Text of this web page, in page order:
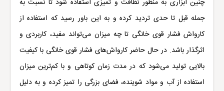
جمله قبل تا حدی تردید کرده و به این باور رسید که استفاده از
کارواش فشار قوی خانگی تا چه میزان می‌تواند مفید، کاربردی و
اثرگذار باشد. در حال حاضر کارواش‌های فشار قوی خانگی با کیفیت
بالایی تولید می‌شود که در مدت زمان کوتاهی و با کم‌ترین میزان
استفاده از آب و مواد شوینده، فضای بزرگی را تمیز کرده و به دلیل